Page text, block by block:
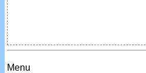
Menu